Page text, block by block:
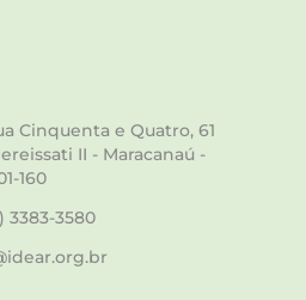
Cinquenta e Quatro, 61
II - Maracanaú -
160
3383-3580